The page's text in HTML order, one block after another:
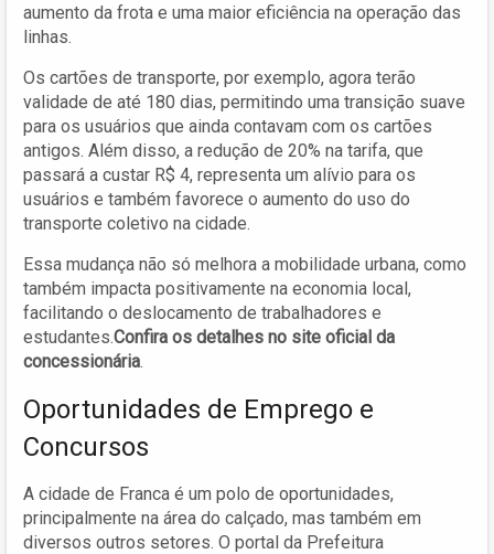
aumento da frota e uma maior eficiência na operação das
linhas.
Os cartões de transporte, por exemplo, agora terão
validade de até 180 dias, permitindo uma transição suave
para os usuários que ainda contavam com os cartões
antigos. Além disso, a redução de 20% na tarifa, que
passará a custar R$ 4, representa um alívio para os
usuários e também favorece o aumento do uso do
transporte coletivo na cidade.
Essa mudança não só melhora a mobilidade urbana, como
também impacta positivamente na economia local,
facilitando o deslocamento de trabalhadores e
estudantes.Confira os detalhes no site oficial da
concessionária.
Oportunidades de Emprego e
Concursos
A cidade de Franca é um polo de oportunidades,
principalmente na área do calçado, mas também em
diversos outros setores. O portal da Prefeitura